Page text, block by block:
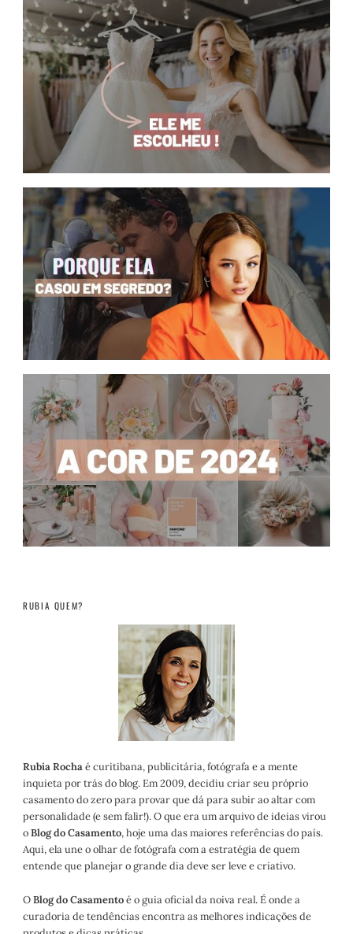
RUBIA QUEM?
Rubia Rochaé curitibana, publicitária, fotógrafa e a mente
inquieta por trás do blog. Em 2009, decidiu criar seu próprio
casamento do zero para provar que dá para subir ao altar com
personalidade (e sem falir!). O que era um arquivo de ideias virou
oBlog do Casamento, hoje uma das maiores referências do país.
Aqui, ela une o olhar de fotógrafa com a estratégia de quem
entende que planejar o grande dia deve ser leve e criativo.
OBlog do Casamentoé o guia oficial da noiva real. É onde a
curadoria de tendências encontra as melhores indicações de